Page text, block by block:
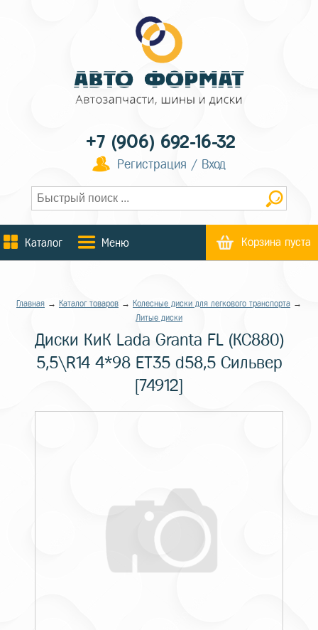
+7 (906) 692-16-32
Регистрация / Вход
Каталог Меню Корзина пуста
Главная → Каталог товаров → Колесные диски для легкового транспорта →
Литые диски
Диски КиК Lada Granta FL (КС880)
5,5\R14 4*98 ET35 d58,5 Сильвер
[74912]